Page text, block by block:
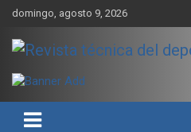
Skip
content
domingo, agosto 9, 2026
Revista técnica
Sport Training
rendimiento, nutrición y